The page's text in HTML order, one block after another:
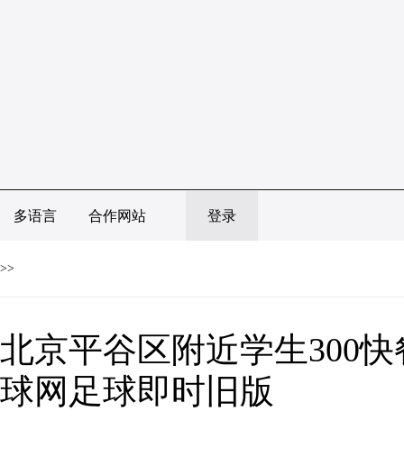
多语言 合作网站 登录
>>
北京平谷区附近学生300
球网足球即时旧版